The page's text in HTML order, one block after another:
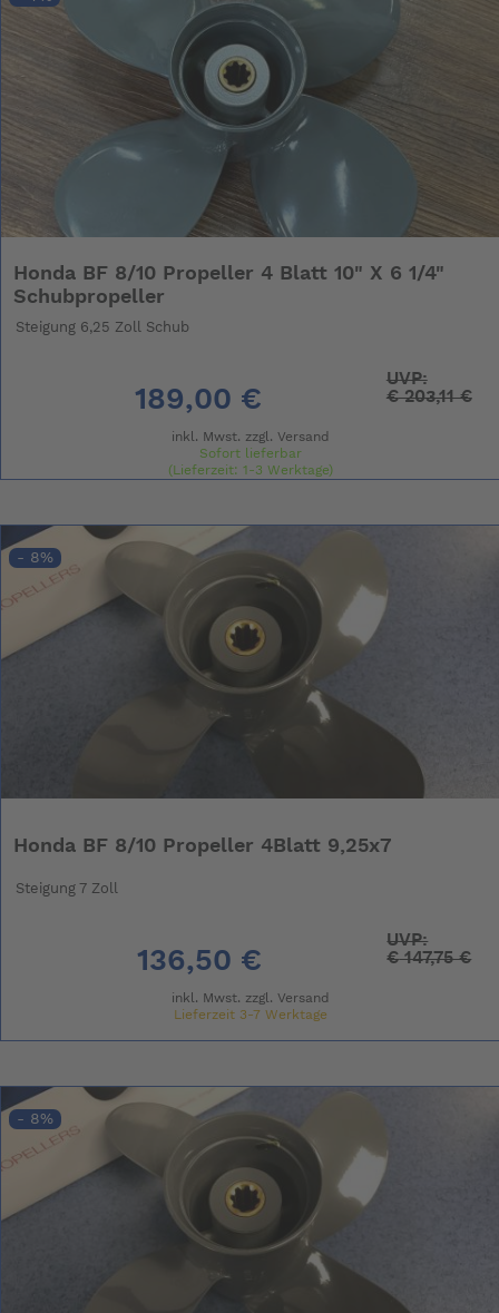
Honda BF 8/10 Propeller 4 Blatt 10" X 6 1/4"
Schubpropeller
Steigung 6,25 Zoll Schub
189,00 €
UVP:
€203,11 €
inkl. Mwst. zzgl. Versand
Sofort lieferbar
(Lieferzeit: 1-3 Werktage)
- 8%
Honda BF 8/10 Propeller 4Blatt 9,25x7
Steigung 7 Zoll
136,50 €
UVP:
€147,75 €
inkl. Mwst. zzgl. Versand
Lieferzeit 3-7 Werktage
- 8%